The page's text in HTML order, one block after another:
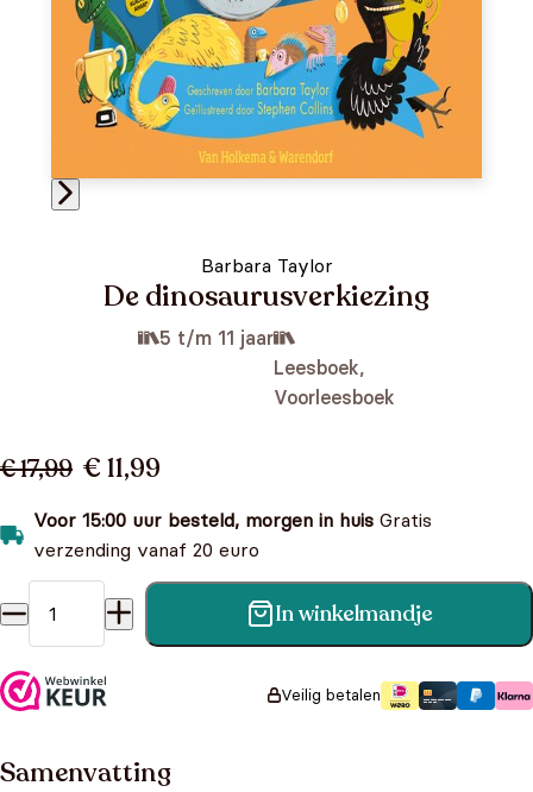
Barbara Taylor
De dinosaurusverkiezing
5 t/m 11 jaar
Leesboek,
Voorleesboek
€ 17,99 € 11,99
Voor 15:00 uur besteld, morgen in huis Gratis
verzending vanaf 20 euro
De dinosaurusverkiezing aantal In winkelmandje
Veilig betalen
Samenvatting